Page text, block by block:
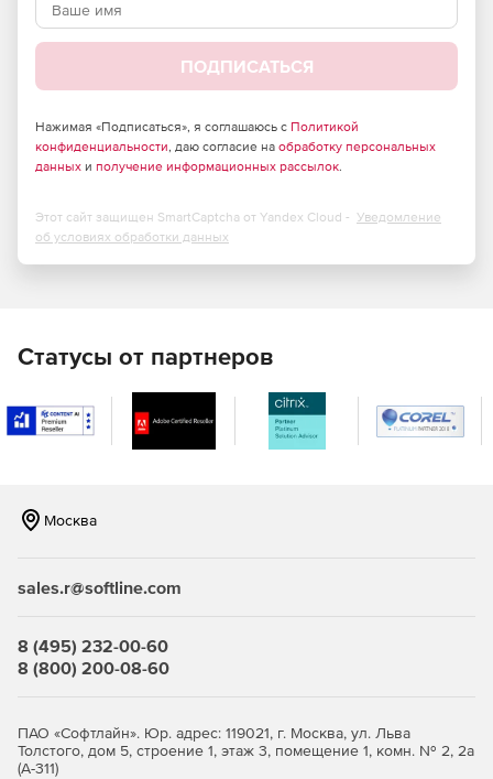
В рубашке.
Пластиковые.
Из цветных металлов.
ПОДПИСАТЬСЯ
Нажимая «Подписаться», я соглашаюсь с Политикой
конфиденциальности, даю согласие на обработку персональных
данных и получение информационных рассылок.
Этот сайт защищен SmartCaptcha от Yandex Cloud - Уведомление
об условиях обработки данных
Статусы от партнеров
Москва
sales.r@softline.com
8 (495) 232-00-60
8 (800) 200-08-60
ПАО «Софтлайн». Юр. адрес: 119021, г. Москва, ул. Льва
Толстого, дом 5, строение 1, этаж 3, помещение 1, комн. № 2, 2а
(А-311)